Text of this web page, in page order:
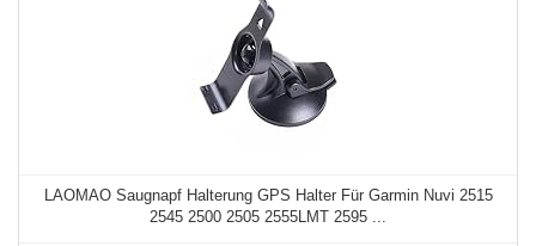
LAOMAO Saugnapf Halterung GPS Halter Für Garmin Nuvi 2515
2545 2500 2505 2555LMT 2595 ...